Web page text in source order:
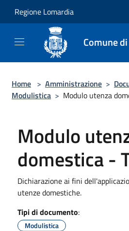
Regione Lomardia
Comune
Home > Amministrazione >
Modulistica > Modulo utenza
Modulo
domestica -
Dichiarazione ai fini
utenze domestiche.
Tipi di documento:
Modulistica